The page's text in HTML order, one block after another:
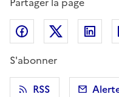
Partager surPartager
S'abonner
RSS